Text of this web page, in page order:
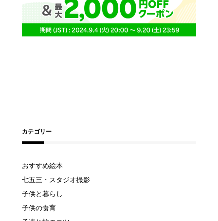
カテゴリー
おすすめ絵本
七五三・スタジオ撮影
子供と暮らし
子供の食育